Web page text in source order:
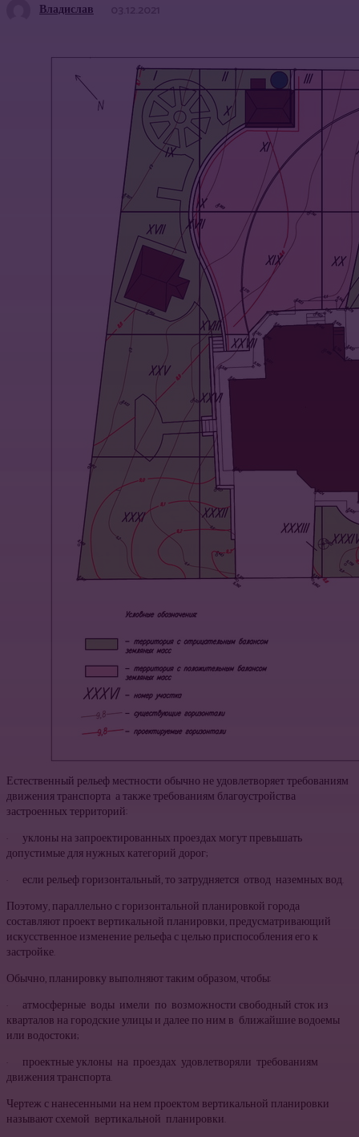
Владислав
Естественный рельеф местности обычно не удовлетворяет требованиям
движения транспорта а также требованиям благоустройства
застроенных территорий:
· уклоны на запроектированных проездах могут превышать
допустимые для нужных категорий дорог;
· если рельеф горизонтальный, то затрудняется отвод наземных вод.
Поэтому, параллельно с горизонтальной планировкой города
составляют проект вертикальной планировки, предусматривающий
искусственное изменение рельефа с целью приспособления его к
застройке.
Обычно, планировку выполняют таким образом, чтобы:
· атмосферные воды имели по возможности свободный сток из
кварталов на городские улицы и далее по ним в ближайшие водоемы
или водостоки;
· проектные уклоны на проездах удовлетворяли требованиям
движения транспорта.
Чертеж с нанесенными на нем проектом вертикальной планировки
называют схемой вертикальной планировки.